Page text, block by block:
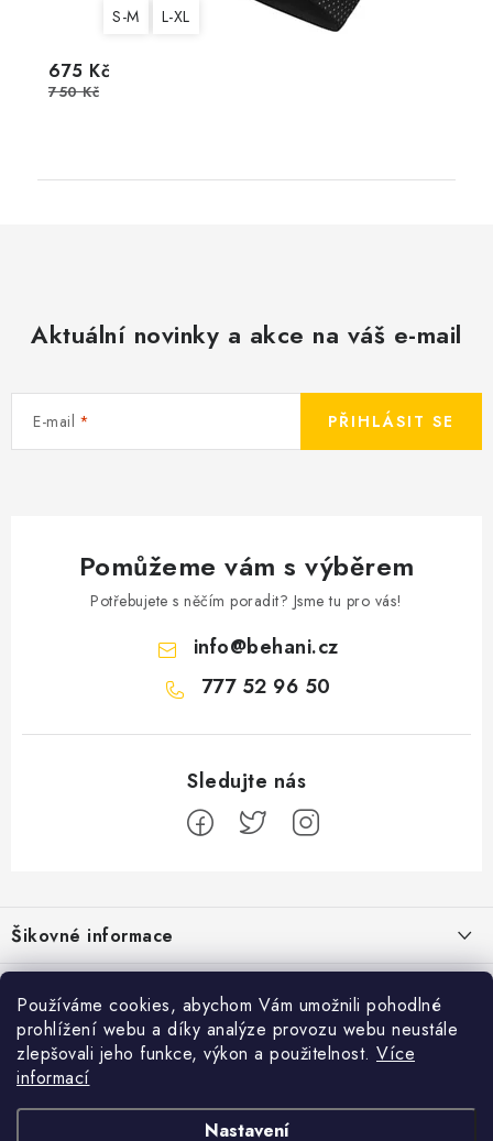
Používáme cookies, abychom Vám umožnili pohodlné
prohlížení webu a díky analýze provozu webu neustále
zlepšovali jeho funkce, výkon a použitelnost. Více
informací
Nastavení
S-M L-XL
675 Kč
750 Kč
Aktuální novinky a akce na váš e-mail
E-mail PŘIHLÁSIT SE
Pomůžeme vám s výběrem
Potřebujete s něčím poradit? Jsme tu pro vás!
info@behani.cz
777 52 96 50
á
p
a
Šikovné informace
Ceník dopravy
Moje objednávka
Jak vyměnit nebo vrátit zboží
Jak reklamovat
Běžecké zajímavosti
Proč jít běhat právě o víkendu?
Bolest holeně nemusí znamenat zánět okostice
Přijímáme online platby
Facebook